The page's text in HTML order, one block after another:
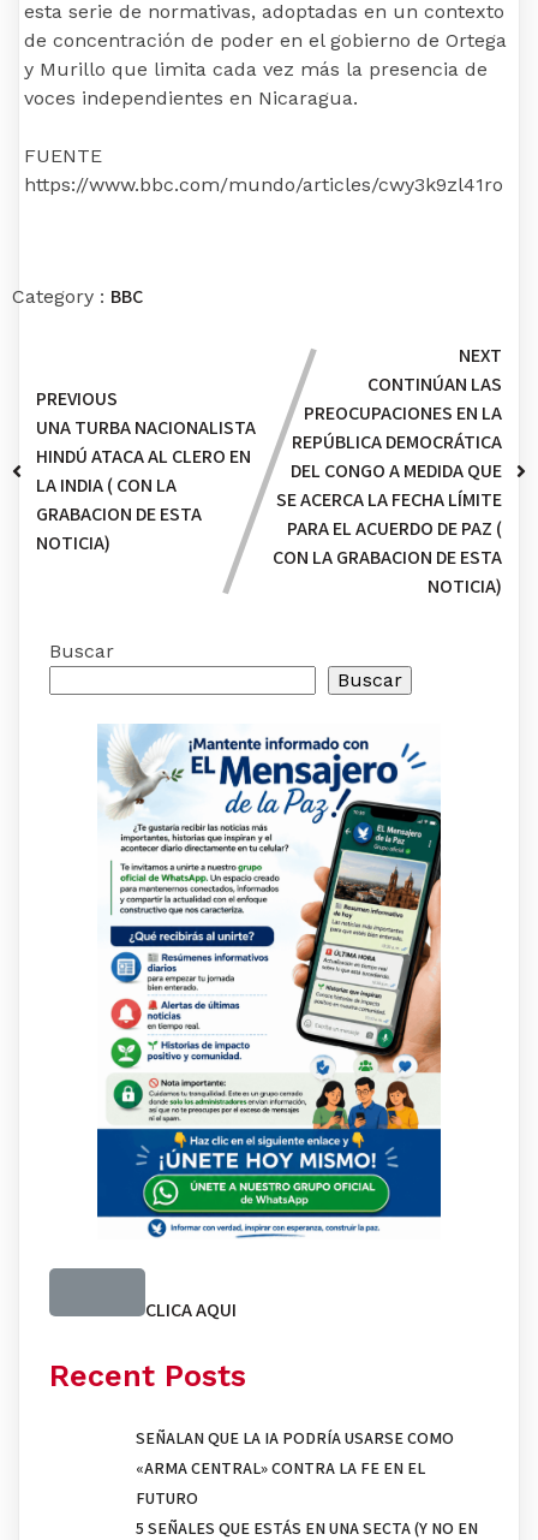
esta serie de normativas, adoptadas en un contexto
de concentración de poder en el gobierno de Ortega
y Murillo que limita cada vez más la presencia de
voces independientes en Nicaragua.
FUENTE
https://www.bbc.com/mundo/articles/cwy3k9zl41ro
Category : BBC
PREVIOUS
UNA TURBA NACIONALISTA
HINDÚ ATACA AL CLERO EN
LA INDIA ( CON LA
GRABACION DE ESTA
NOTICIA)
NEXT
CONTINÚAN LAS
PREOCUPACIONES EN LA
REPÚBLICA DEMOCRÁTICA
DEL CONGO A MEDIDA QUE
SE ACERCA LA FECHA LÍMITE
PARA EL ACUERDO DE PAZ (
CON LA GRABACION DE ESTA
NOTICIA)
Buscar
Buscar
CLICA AQUI
Recent Posts
SEÑALAN QUE LA IA PODRÍA USARSE COMO
«ARMA CENTRAL» CONTRA LA FE EN EL
FUTURO
5 SEÑALES QUE ESTÁS EN UNA SECTA (Y NO EN